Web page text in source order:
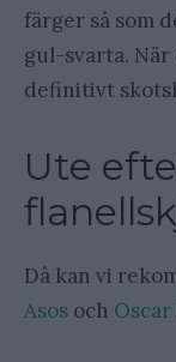
färger så som
gul-svarta.
definitivt
Ute
Då kan vi
Asos och Oscar